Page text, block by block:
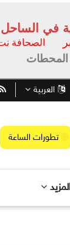
الصحافة
المحطات